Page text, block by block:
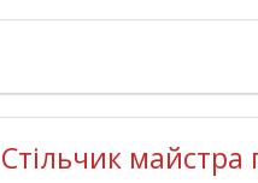
Стільчик